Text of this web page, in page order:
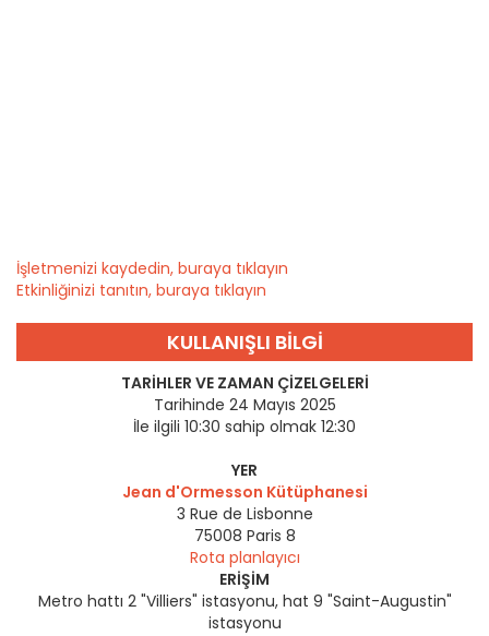
İşletmenizi kaydedin, buraya tıklayın
Etkinliğinizi tanıtın, buraya tıklayın
KULLANIŞLI BILGI
TARIHLER VE ZAMAN ÇIZELGELERI
Tarihinde 24 Mayıs 2025
İle ilgili 10:30 sahip olmak 12:30
YER
Jean d'Ormesson Kütüphanesi
3 Rue de Lisbonne
75008 Paris 8
Rota planlayıcı
ERIŞIM
Metro hattı 2 "Villiers" istasyonu, hat 9 "Saint-Augustin"
istasyonu